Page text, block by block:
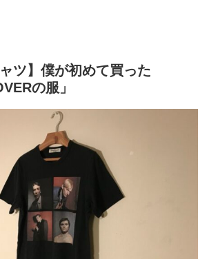
ャツ】僕が初めて買った
の服」